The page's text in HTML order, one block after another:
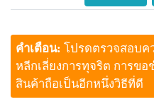
คำเตือน: โปรดตรวจสอบค
หลีกเลี่ยงการทุจริต การขอ
สินค้าถือเป็นอีกหนึ่งวิธีที่ดี